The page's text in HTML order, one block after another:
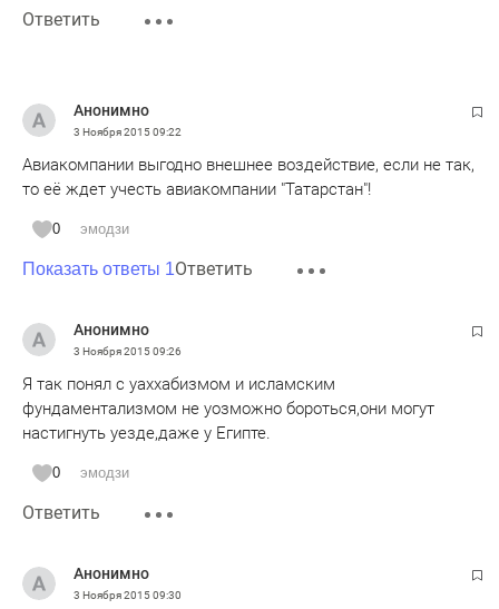
Ответить
Анонимно
3 Ноября 201509:22
Авиакомпании выгодно внешнее воздействие, если не так,
то её ждет учесть авиакомпании "Татарстан"!
0 эмодзи
Показать ответы 1Ответить
Анонимно
3 Ноября 201509:26
Я так понял с уаххабизмом и исламским
фундаментализмом не уозможно бороться,они могут
настигнуть уезде,даже у Египте.
0 эмодзи
Ответить
Анонимно
3 Ноября 201509:30